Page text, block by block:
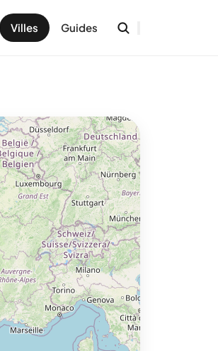
Villes Guides